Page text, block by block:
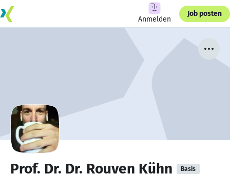
Anmelden
Job posten
Prof. Dr. Dr. Rouven Kühn Basis